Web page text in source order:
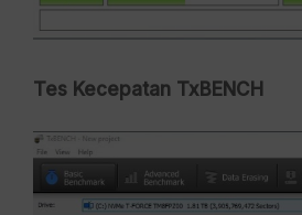
Tes Kecepatan TxBENCH